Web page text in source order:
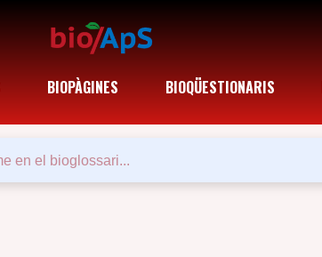
BIOPÀGINES BIOQÜESTIONARIS